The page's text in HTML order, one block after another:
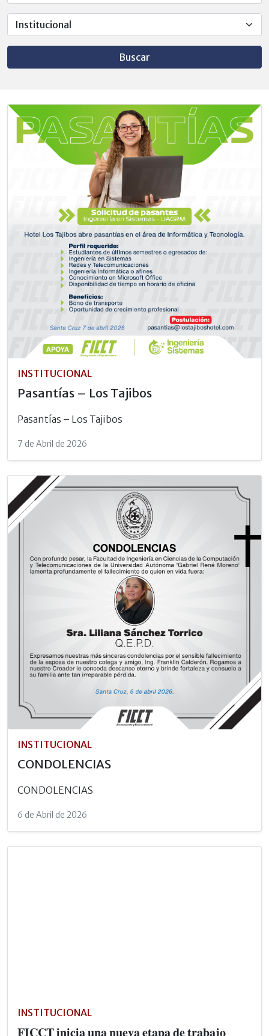
Buscar
INSTITUCIONAL
Pasantías – Los Tajibos
Pasantías – Los Tajibos
7 de Abril de 2026
INSTITUCIONAL
CONDOLENCIAS
CONDOLENCIAS
6 de Abril de 2026
INSTITUCIONAL
𝐅𝐈𝐂𝐂𝐓 𝐢𝐧𝐢𝐜𝐢𝐚 𝐮𝐧𝐚 𝐧𝐮𝐞𝐯𝐚 𝐞𝐭𝐚𝐩𝐚 𝐝𝐞 𝐭𝐫𝐚𝐛𝐚𝐣𝐨